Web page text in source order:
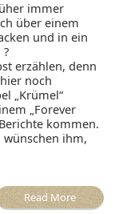
immer
über einem
und in ein
erzählen, denn
noch
„Krümel“
„Forever
kommen.
ihm,
Read More